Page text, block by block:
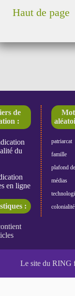
Haut de page
de
:
du
en ligne
:
patriarcat
famille
plafond
médias
colonialité
Le site du RING